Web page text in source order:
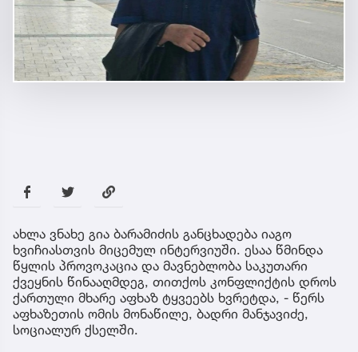
ახლა ვნახე გია ბარამიძის განცხადება იაგო
ხვიჩიასთვის მიცემულ ინტერვიუში. ესაა წმინდა
წყლის პროვოკაცია და მავნებლობა საკუთარი
ქვეყნის წინააღმდეგ, თითქოს კონფლიქტის დროს
ქართული მხარე აფხაზ ტყვეებს ხვრეტდა, - წერს
აფხაზეთის ომის მონაწილე, ბადრი მანჯავიძე,
სოციალურ ქსელში.